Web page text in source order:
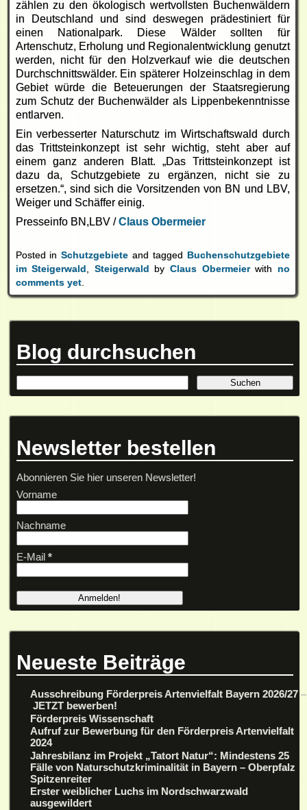
zählen zu den ökologisch wertvollsten Buchenwäldern
in Deutschland und sind deswegen prädestiniert für
einen Nationalpark. Diese Wälder sollten für
Artenschutz, Erholung und Regionalentwicklung genutzt
werden, nicht für den Holzverkauf wie die deutschen
Durchschnittswälder. Ein späterer Holzeinschlag in dem
Gebiet würde die Beteuerungen der Staatsregierung
zum Schutz der Buchenwälder als Lippenbekenntnisse
entlarven.
Ein verbesserter Naturschutz im Wirtschaftswald durch
das Trittsteinkonzept ist sehr wichtig, steht aber auf
einem ganz anderen Blatt. „Das Trittsteinkonzept ist
dazu da, Schutzgebiete zu ergänzen, nicht sie zu
ersetzen.“, sind sich die Vorsitzenden von BN und LBV,
Weiger und Schäffer einig.
Presseinfo BN,LBV /Claus Obermeier
Posted inSchutzgebiete and tagged Buchenschutzgebiete
im Steigerwald
Steigerwald byClaus Obermeierwith no
comments yet.
Blog durchsuchen
Newsletter bestellen
Abonnieren Sie hier unseren Newsletter!
Vorname
Nachname
E-Mail *
Neueste Beiträge
Ausschreibung Förderpreis Artenvielfalt Bayern 2026/27 –
JETZT bewerben!
Förderpreis Wissenschaft
Aufruf zur Bewerbung für den Förderpreis Artenvielfalt
2024
Jahresbilanz im Projekt „Tatort Natur“: Mindestens 25
Fälle von Naturschutzkriminalität in Bayern – Oberpfalz
Spitzenreiter
Erster weiblicher Luchs im Nordschwarzwald
ausgewildert